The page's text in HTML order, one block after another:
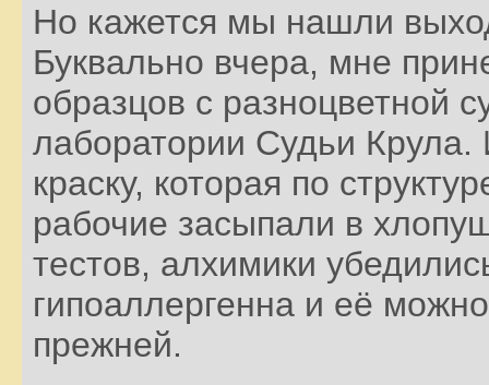
Но кажется мы нашли
Буквально вчера, мне
образцов с разноцветной
лаборатории Судьи
краску, которая по
рабочие засыпали в
тестов, алхимики
гипоаллергенна и её
прежней.